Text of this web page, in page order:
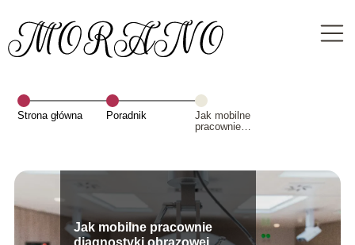
Strona główna Poradnik
Jak mobilne
pracownie
oblicze
współczesnej
medycyny?
Jak mobilne pracownie
diagnostyki obrazowej